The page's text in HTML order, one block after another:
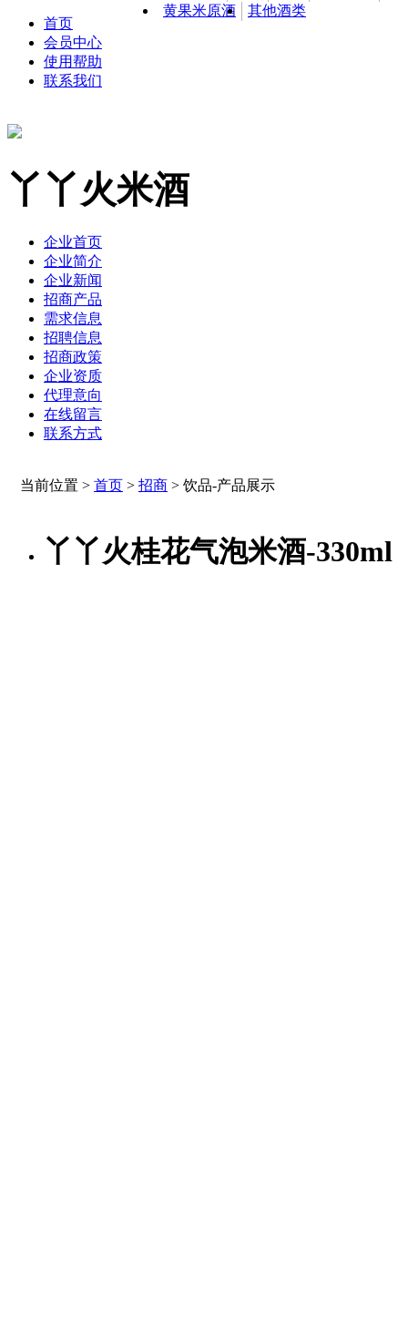
首页
会员中心
使用帮助
联系我们
丫丫火米酒
企业首页
企业简介
企业新闻
招商产品
需求信息
招聘信息
招商政策
企业资质
代理意向
在线留言
联系方式
当前位置 > 首页 > 招商 > 饮品-产品展示
丫丫火桂花气泡米酒-330ml
黄果米原酒 其他酒类